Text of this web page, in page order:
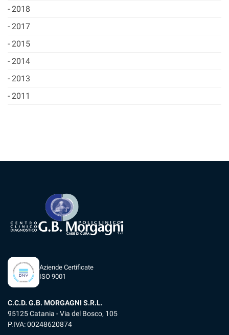
2018
2017
2015
2014
2013
2011
Aziende Certificate
ISO 9001
C.C.D. G.B. MORGAGNI S.R.L.
95125 Catania - Via del Bosco, 105
P.IVA: 00248620874